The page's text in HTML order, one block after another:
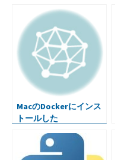
MacのDockerにインス
トールした
psycopg2とPythonか
ら操作